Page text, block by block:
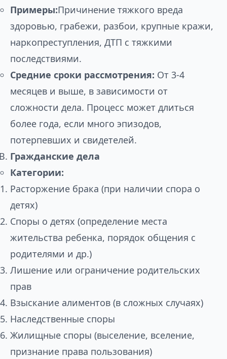
Примеры:Причинение тяжкого вреда
здоровью, грабежи, разбои, крупные кражи,
наркопреступления, ДТП с тяжкими
последствиями.
Средние сроки рассмотрения: От 3-4
месяцев и выше, в зависимости от
сложности дела. Процесс может длиться
более года, если много эпизодов,
потерпевших и свидетелей.
Гражданские дела
Категории:
Расторжение брака (при наличии спора о
детях)
Споры о детях (определение места
жительства ребенка, порядок общения с
родителями и др.)
Лишение или ограничение родительских
прав
Взыскание алиментов (в сложных случаях)
Наследственные споры
Жилищные споры (выселение, вселение,
признание права пользования)